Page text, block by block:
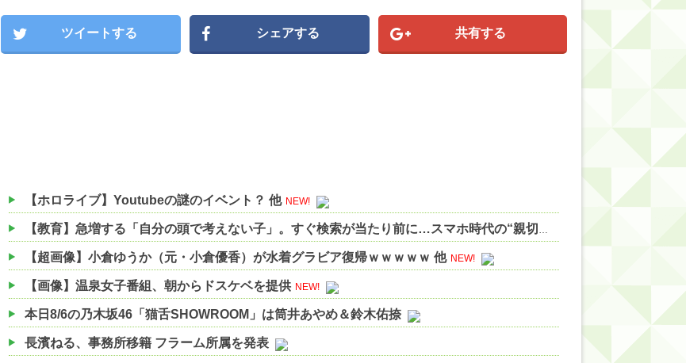
ツイートする シェアする 共有する
【ホロライブ】Youtubeの謎のイベント？ 他 NEW!
【教育】急増する「自分の頭で考えない子」。すぐ検索が当たり前に…スマホ時代の“親切すぎる教育”が奪った力 他
【超画像】小倉ゆうか（元・小倉優香）が水着グラビア復帰ｗｗｗｗｗ 他 NEW!
【画像】温泉女子番組、朝からドスケベを提供 NEW!
本日8/6の乃木坂46「猫舌SHOWROOM」は筒井あやめ＆鈴木佑捺
長濱ねる、事務所移籍 フラーム所属を発表